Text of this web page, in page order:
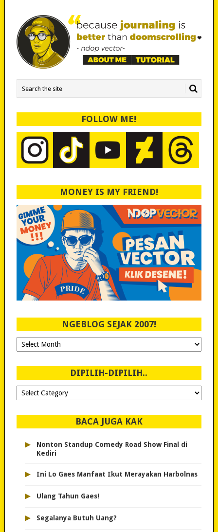
FOLLOW ME!
MONEY IS MY FRIEND!
NGEBLOG SEJAK 2007!
Ngeblog
Sejak
DIPILIH-DIPILIH..
Dipilih-
dipilih..
BACA JUGA KAK
▸
Nonton Standup Comedy Road Show Final di
Kediri
▸ Ini Lo Gaes Manfaat Ikut Merayakan Harbolnas
▸ Ulang Tahun Gaes!
▸ Segalanya Butuh Uang?